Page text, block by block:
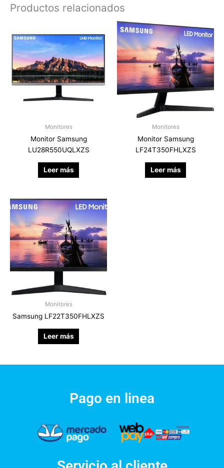
Productos relacionados
Monitores
Monitor Samsung
LU28R550UQLXZS
Leer más
Monitores
Monitor Samsung
LF24T350FHLXZS
Leer más
Monitores
Samsung LF22T350FHLXZS
Leer más
Pago en linea